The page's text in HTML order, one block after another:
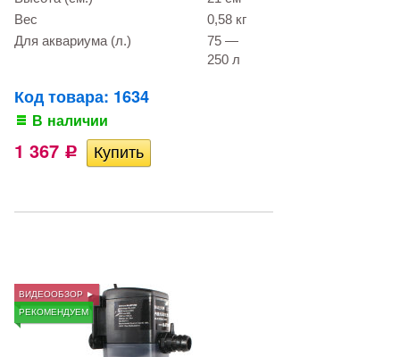
Вес
0,58 кг
Для аквариума (л.)
75 —
250 л
Код товара: 1634
В наличии
1 367 Р
ВИДЕООБЗОР ►
РЕКОМЕНДУЕМ